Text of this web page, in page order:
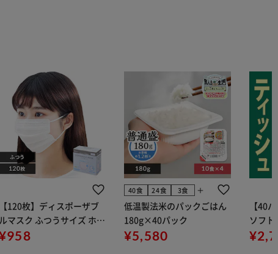
【120枚】ディスポーザブ
ルマスク ふつうサイズ ホワ
ト 大容量 DISPOSABLE
40食 24食 3食 add
低温製法米のパックごはん
180g×40パック
¥5,580
【40
ソフ
組) 5